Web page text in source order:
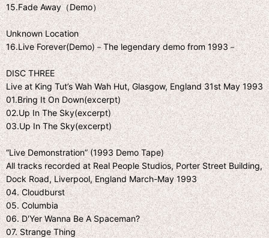
15.Fade Away（Demo）
Unknown Location
16.Live Forever(Demo)－The legendary demo from 1993－
DISC THREE
Live at King Tut’s Wah Wah Hut, Glasgow, England 31st May 1993
01.Bring It On Down(excerpt)
02.Up In The Sky(excerpt)
03.Up In The Sky(excerpt)
“Live Demonstration” (1993 Demo Tape)
All tracks recorded at Real People Studios, Porter Street Building,
Dock Road, Liverpool, England March-May 1993
04. Cloudburst
05. Columbia
06. D'Yer Wanna Be A Spaceman?
07. Strange Thing